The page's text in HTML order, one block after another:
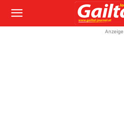
Anzeige